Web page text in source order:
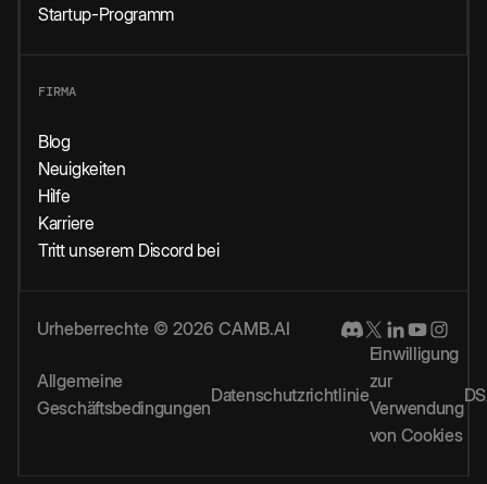
Startup-Programm
FIRMA
Blog
Neuigkeiten
Hilfe
Karriere
Tritt unserem Discord bei
Urheberrechte © 2026 CAMB.AI
Allgemeine
Geschäftsbedingungen
Datenschutzrichtlinie
Einwilligung
zur
Verwendung
von Cookies